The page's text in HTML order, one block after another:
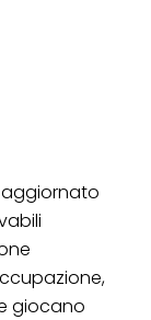
giocano